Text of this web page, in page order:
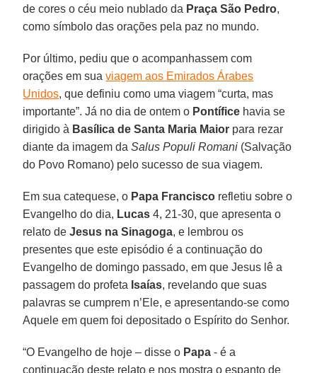
de cores o céu meio nublado da Praça São Pedro,
como símbolo das orações pela paz no mundo.
Por último, pediu que o acompanhassem com
orações em suaviagem aos Emirados Árabes
Unidos, que definiu como uma viagem “curta, mas
importante”. Já no dia de ontem o Pontífice havia se
dirigido à Basílica de Santa Maria Maior para rezar
diante da imagem daSalus Populi Romani (Salvação
do Povo Romano) pelo sucesso de sua viagem.
Em sua catequese, o Papa Francisco refletiu sobre o
Evangelho do dia, Lucas 4, 21-30, que apresenta o
relato deJesus na Sinagoga, e lembrou os
presentes que este episódio é a continuação do
Evangelho de domingo passado, em que Jesus lê a
passagem do profeta Isaías, revelando que suas
palavras se cumprem n’Ele, e apresentando-se como
Aquele em quem foi depositado o Espírito do Senhor.
“O Evangelho de hoje – disse o Papa - é a
continuação deste relato e nos mostra o espanto de